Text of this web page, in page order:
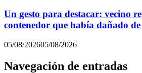
Un gesto para destacar: vecino
contenedor que había dañado
05/08/202605/08/2026
Navegación de entradas